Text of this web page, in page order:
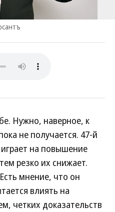
Нужно, наверное, к
не получается. 47-й
на повышение
резко их снижает.
мнение, что он
влиять на
четких доказательств